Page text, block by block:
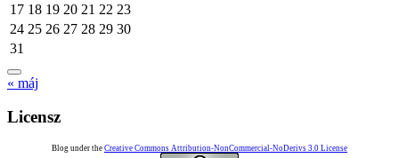
17 18 19 20 21 22 23
24 25 26 27 28 29 30
31
« máj
Licensz
Blog under the Creative Commons Attribution-NonCommercial-NoDerivs 3.0 License